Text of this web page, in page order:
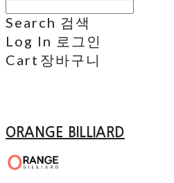
Search 검색
Log In 로그인
Cart 장바구니
ORANGE BILLIARD